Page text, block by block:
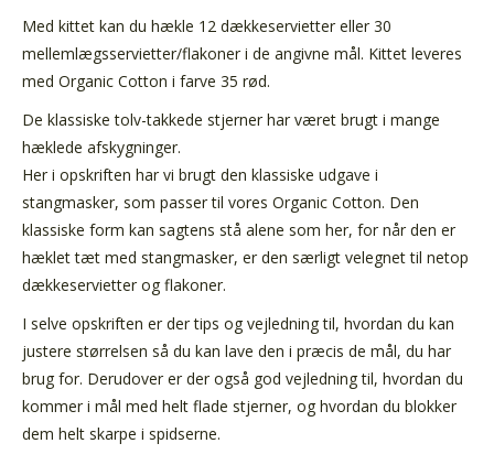
Med kittet kan du hækle 12 dækkeservietter eller 30
mellemlægsservietter/flakoner i de angivne mål. Kittet leveres
med Organic Cotton i farve 35 rød.
De klassiske tolv-takkede stjerner har været brugt i mange
hæklede afskygninger.
Her i opskriften har vi brugt den klassiske udgave i
stangmasker, som passer til vores Organic Cotton. Den
klassiske form kan sagtens stå alene som her, for når den er
hæklet tæt med stangmasker, er den særligt velegnet til netop
dækkeservietter og flakoner.
I selve opskriften er der tips og vejledning til, hvordan du kan
justere størrelsen så du kan lave den i præcis de mål, du har
brug for. Derudover er der også god vejledning til, hvordan du
kommer i mål med helt flade stjerner, og hvordan du blokker
dem helt skarpe i spidserne.